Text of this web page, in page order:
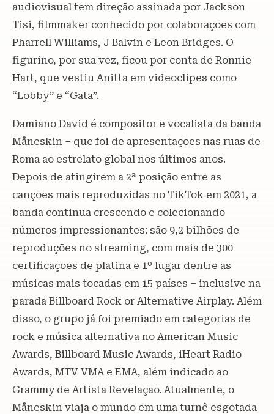
audiovisual tem direção assinada por Jackson
Tisi, filmmaker conhecido por colaborações com
Pharrell Williams, J Balvin e Leon Bridges. O
figurino, por sua vez, ficou por conta de Ronnie
Hart, que vestiu Anitta em videoclipes como
“Lobby” e “Gata”.
Damiano David é compositor e vocalista da banda
Måneskin – que foi de apresentações nas ruas de
Roma ao estrelato global nos últimos anos.
Depois de atingirem a 2ª posição entre as
canções mais reproduzidas no TikTok em 2021, a
banda continua crescendo e colecionando
números impressionantes: são 9,2 bilhões de
reproduções no streaming, com mais de 300
certificações de platina e 1º lugar dentre as
músicas mais tocadas em 15 países – inclusive na
parada Billboard Rock or Alternative Airplay. Além
disso, o grupo já foi premiado em categorias de
rock e música alternativa no American Music
Awards, Billboard Music Awards, iHeart Radio
Awards, MTV VMA e EMA, além indicado ao
Grammy de Artista Revelação. Atualmente, o
Måneskin viaja o mundo em uma turnê esgotada